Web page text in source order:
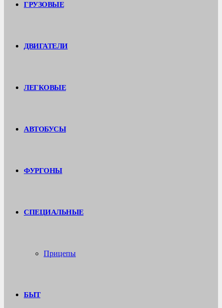
ГРУЗОВЫЕ
ДВИГАТЕЛИ
ЛЕГКОВЫЕ
АВТОБУСЫ
ФУРГОНЫ
СПЕЦИАЛЬНЫЕ
Прицепы
БЫТ